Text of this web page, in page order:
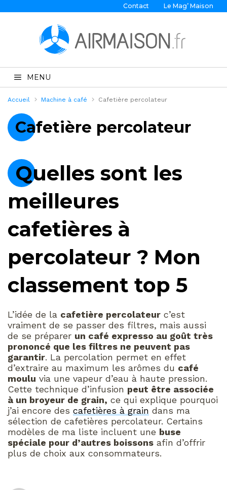
Contact Le Mag’ Maison
MENU
Accueil Machine à café Cafetière percolateur
Cafetière percolateur
Quelles sont les
meilleures
cafetières à
percolateur ? Mon
classement top 5
L’idée de la cafetière percolateur c’est
vraiment de se passer des filtres, mais aussi
de se préparer un café expresso au goût très
prononcé que les filtres ne peuvent pas
garantir. La percolation permet en effet
d’extraire au maximum les arômes du café
moulu via une vapeur d’eau à haute pression.
Cette technique d’infusion peut être associée
à un broyeur de grain, ce qui explique pourquoi
j’ai encore des cafetières à grain dans ma
sélection de cafetières percolateur. Certains
modèles de ma liste incluent une buse
spéciale pour d’autres boissons afin d’offrir
plus de choix aux consommateurs.